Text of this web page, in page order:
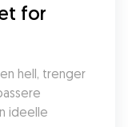
for
hell, trenger
ideelle